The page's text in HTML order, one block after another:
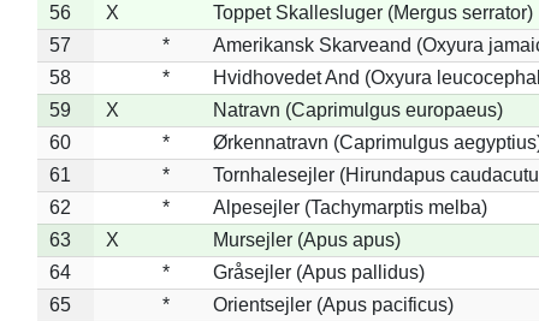
56
X
Toppet Skallesluger (Mergus serrator)
57
*
Amerikansk Skarveand (Oxyura
58
*
Hvidhovedet And (Oxyura
59
X
Natravn (Caprimulgus europaeus)
60
*
Ørkennatravn (Caprimulgus
61
*
Tornhalesejler (Hirundapus
62
*
Alpesejler (Tachymarptis melba)
63
X
Mursejler (Apus apus)
64
*
Gråsejler (Apus pallidus)
65
*
Orientsejler (Apus pacificus)